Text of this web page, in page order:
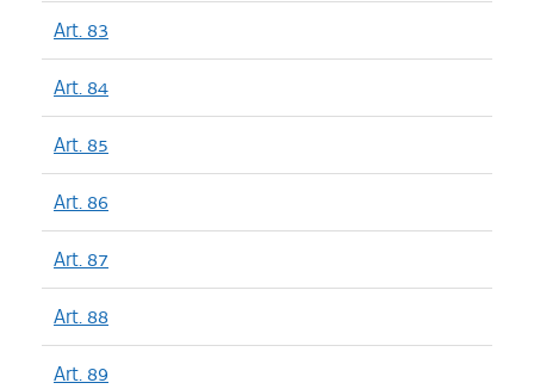
Art. 83
Art. 84
Art. 85
Art. 86
Art. 87
Art. 88
Art. 89